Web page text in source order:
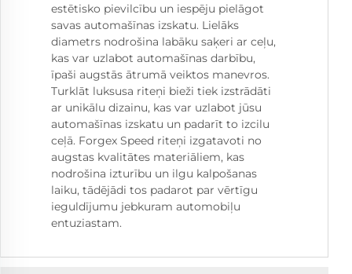
estētisko pievilcību un iespēju pielāgot
savas automašīnas izskatu. Lielāks
diametrs nodrošina labāku saķeri ar ceļu,
kas var uzlabot automašīnas darbību,
īpaši augstās ātrumā veiktos manevros.
Turklāt luksusa riteņi bieži tiek izstrādāti
ar unikālu dizainu, kas var uzlabot jūsu
automašīnas izskatu un padarīt to izcilu
ceļā. Forgex Speed riteņi izgatavoti no
augstas kvalitātes materiāliem, kas
nodrošina izturību un ilgu kalpošanas
laiku, tādējādi tos padarot par vērtīgu
ieguldījumu jebkuram automobiļu
entuziastam.